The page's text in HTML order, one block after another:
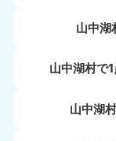
山中湖
山中湖村で
山中湖